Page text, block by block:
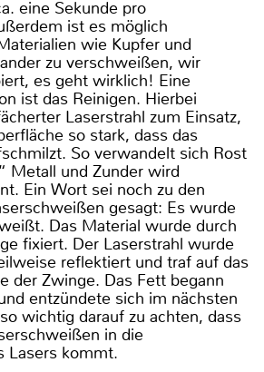
eine Sekunde pro
ist es möglich
wie Kupfer und
zu verschweißen, wir
es geht wirklich! Eine
ist das Reinigen. Hierbei
Laserstrahl zum Einsatz,
so stark, dass das
So verwandelt sich Rost
Metall und Zunder wird
Ein Wort sei noch zu den
gesagt: Es wurde
Das Material wurde durch
fixiert. Der Laserstrahl wurde
reflektiert und traf auf das
der Zwinge. Das Fett begann
entzündete sich im nächsten
wichtig darauf zu achten, dass
in die
Lasers kommt.